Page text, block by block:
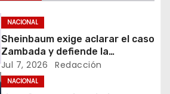
NACIONAL
Sheinbaum exige aclarar el caso
Zambada y defiende la
soberanía
Jul 7, 2026 Redacción
NACIONAL